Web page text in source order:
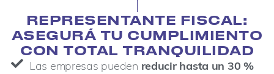
REPRESENTANTE FISCAL:
ASEGURÁ TU CUMPLIMIENTO
CON TOTAL TRANQUILIDAD
Las empresas pueden reducir hasta un 30 %